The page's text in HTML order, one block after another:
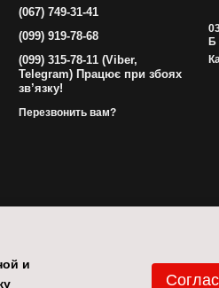
(067) 749-31-41
(099) 919-78-68
(099) 315-78-11 (Viber,
Telegram) Працює при збоях
зв’язку!
Перезвонить вам?
Б
и